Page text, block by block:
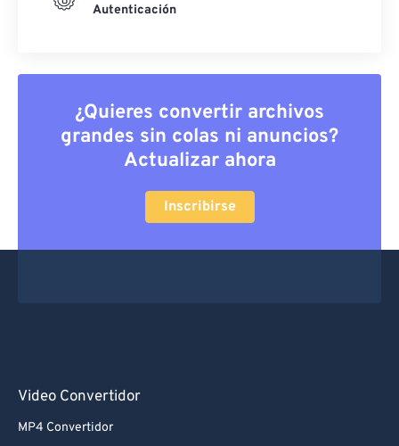
Autenticación
¿Quieres convertir archivos
grandes sin colas ni anuncios?
Actualizar ahora
Inscribirse
Video Convertidor
MP4 Convertidor